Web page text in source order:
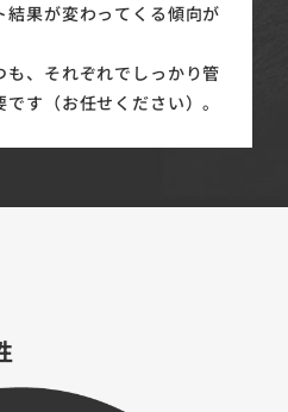
結果が変わってくる傾向が
も、それぞれでしっかり管
す（お任せください）。